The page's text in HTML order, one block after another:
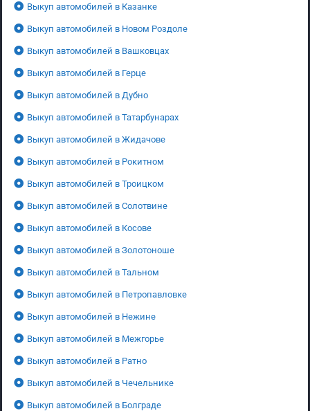
Выкуп автомобилей в Казанке
Выкуп автомобилей в Новом Роздоле
Выкуп автомобилей в Вашковцах
Выкуп автомобилей в Герце
Выкуп автомобилей в Дубно
Выкуп автомобилей в Татарбунарах
Выкуп автомобилей в Жидачове
Выкуп автомобилей в Рокитном
Выкуп автомобилей в Троицком
Выкуп автомобилей в Солотвине
Выкуп автомобилей в Косове
Выкуп автомобилей в Золотоноше
Выкуп автомобилей в Тальном
Выкуп автомобилей в Петропавловке
Выкуп автомобилей в Нежине
Выкуп автомобилей в Межгорье
Выкуп автомобилей в Ратно
Выкуп автомобилей в Чечельнике
Выкуп автомобилей в Болграде